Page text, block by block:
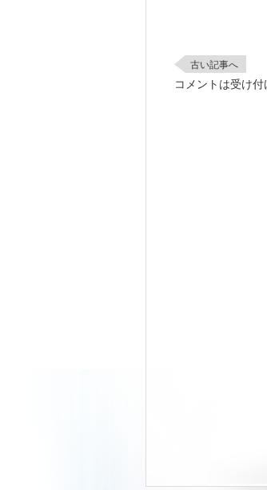
古い記事へ
コメントは受け付